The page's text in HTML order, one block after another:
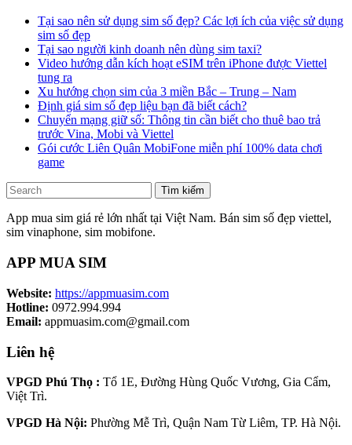
Tại sao nên sử dụng sim số đẹp? Các lợi ích của việc sử dụng
sim số đẹp
Tại sao người kinh doanh nên dùng sim taxi?
Video hướng dẫn kích hoạt eSIM trên iPhone được Viettel
tung ra
Xu hướng chọn sim của 3 miền Bắc – Trung – Nam
Định giá sim số đẹp liệu bạn đã biết cách?
Chuyển mạng giữ số: Thông tin cần biết cho thuê bao trả
trước Vina, Mobi và Viettel
Gói cước Liên Quân MobiFone miễn phí 100% data chơi
game
Tìm kiếm
App mua sim giá rẻ lớn nhất tại Việt Nam. Bán sim số đẹp viettel,
sim vinaphone, sim mobifone.
APP MUA SIM
Website: https://appmuasim.com
Hotline: 0972.994.994
Email: appmuasim.com@gmail.com
Liên hệ
VPGD Phú Thọ : Tổ 1E, Đường Hùng Quốc Vương, Gia Cẩm,
Việt Trì.
VPGD Hà Nội: Phường Mễ Trì, Quận Nam Từ Liêm, TP. Hà Nội.